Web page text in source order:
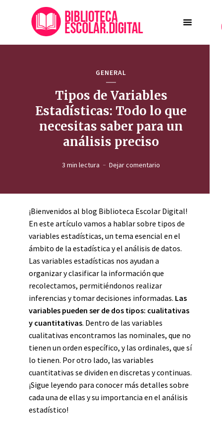
GENERAL
Tipos de Variables
Estadísticas: Todo lo que
necesitas saber para un
análisis preciso
3 min lectura Dejar comentario
¡Bienvenidos al blog Biblioteca Escolar Digital!
En este artículo vamos a hablar sobre tipos de
variables estadísticas, un tema esencial en el
ámbito de la estadística y el análisis de datos.
Las variables estadísticas nos ayudan a
organizar y clasificar la información que
recolectamos, permitiéndonos realizar
inferencias y tomar decisiones informadas. Las
variables pueden ser de dos tipos: cualitativas
y cuantitativas. Dentro de las variables
cualitativas encontramos las nominales, que no
tienen un orden específico, y las ordinales, que sí
lo tienen. Por otro lado, las variables
cuantitativas se dividen en discretas y continuas.
¡Sigue leyendo para conocer más detalles sobre
cada una de ellas y su importancia en el análisis
estadístico!